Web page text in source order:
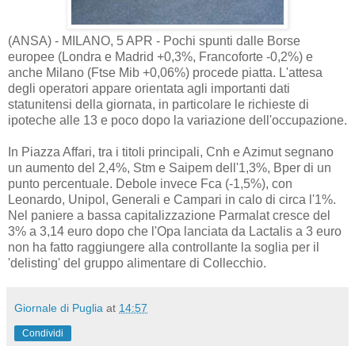
(ANSA) - MILANO, 5 APR - Pochi spunti dalle Borse
europee (Londra e Madrid +0,3%, Francoforte -0,2%) e
anche Milano (Ftse Mib +0,06%) procede piatta. L'attesa
degli operatori appare orientata agli importanti dati
statunitensi della giornata, in particolare le richieste di
ipoteche alle 13 e poco dopo la variazione dell'occupazione.
In Piazza Affari, tra i titoli principali, Cnh e Azimut segnano
un aumento del 2,4%, Stm e Saipem dell'1,3%, Bper di un
punto percentuale. Debole invece Fca (-1,5%), con
Leonardo, Unipol, Generali e Campari in calo di circa l'1%.
Nel paniere a bassa capitalizzazione Parmalat cresce del
3% a 3,14 euro dopo che l'Opa lanciata da Lactalis a 3 euro
non ha fatto raggiungere alla controllante la soglia per il
'delisting' del gruppo alimentare di Collecchio.
Giornale di Puglia at 14:57
Condividi